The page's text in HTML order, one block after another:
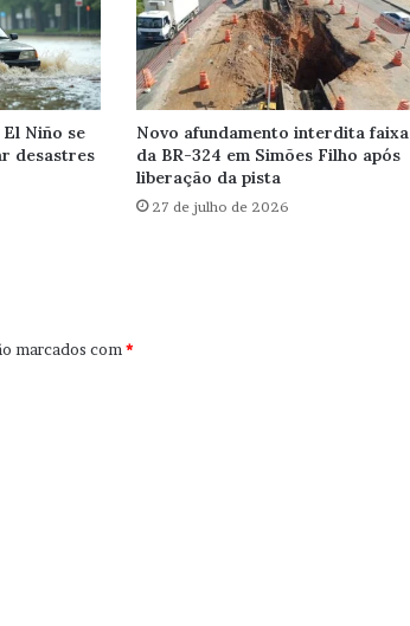
Niño se
desastres
Novo afundamento interdita faixa
da BR-324 em Simões Filho após
liberação da pista
27 de julho de 2026
marcados com*